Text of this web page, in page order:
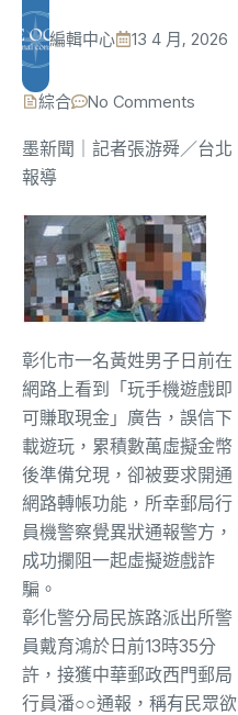
編輯中心 13 4 月, 2026
綜合 No Comments
墨新聞 ｜記者張游舜／台北
報導
彰化市一名黃姓男子日前在
網路上看到「玩手機遊戲即
可賺取現金」廣告，誤信下
載遊玩，累積數萬虛擬金幣
後準備兌現，卻被要求開通
網路轉帳功能，所幸郵局行
員機警察覺異狀通報警方，
成功攔阻一起虛擬遊戲詐
騙。
彰化警分局民族路派出所警
員戴育鴻於日前13時35分
許，接獲中華郵政西門郵局
行員潘○○通報，稱有民眾欲